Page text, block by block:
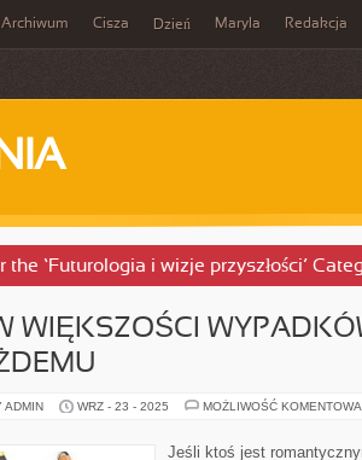
Archiwum Cisza Dzień Maryla Redakcja
the ‘Futurologia i wizje przyszłości’
WIĘKSZOŚCI
ADMIN WRZ - 23 - 2025 MOŻLIWOŚĆ
Jeśli ktoś jest